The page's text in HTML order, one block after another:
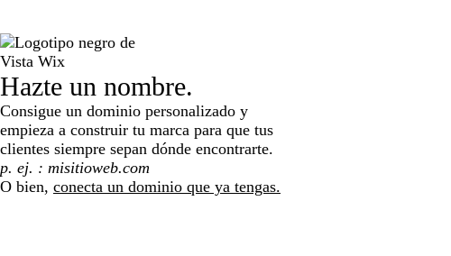
Hazte un nombre.
Consigue un dominio personalizado y
empieza a construir tu marca para que tus
clientes siempre sepan dónde encontrarte.
Search
O bien, conecta un dominio que ya tengas.